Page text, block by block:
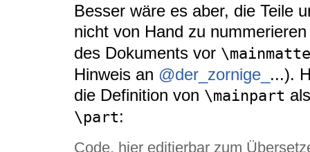
Besser wäre es aber, die Teile
nicht von Hand zu
des Dokuments vor
Hinweis an @der_zornige_ ...).
die Definition von \mainpart
\part:
Code, hier editierbar zum